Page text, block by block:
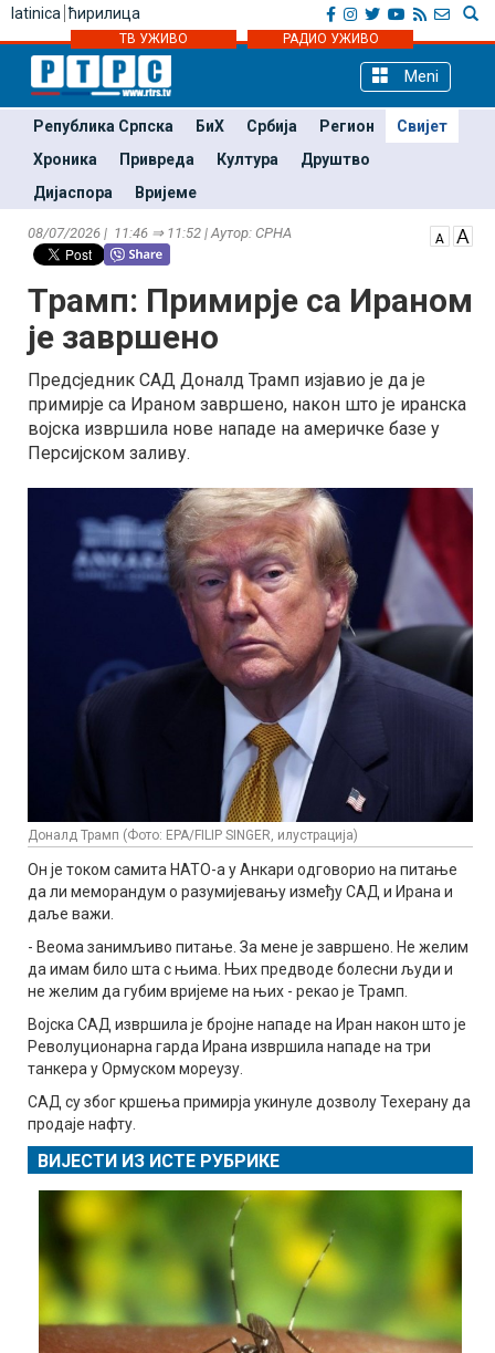
latinica ћирилица
ТВ УЖИВО РАДИО УЖИВО
Meni
Република Српска БиХ Србија Регион
Свијет
Хроника
Привреда Култура
Друштво
Дијаспора
Вријеме
08/07/2026 | 11:46 ⇒ 11:52 | Аутор: СРНА
Трамп: Примирје са Ираном
је завршено
Предсједник САД Доналд Трамп изјавио је да је
примирје са Ираном завршено, након што је иранска
војска извршила нове нападе на америчке базе у
Персијском заливу.
Доналд Трамп (Фото: EPA/FILIP SINGER, илустрација)
Он је током самита НАТО-а у Анкари одговорио на питање
да ли меморандум о разумијевању између САД и Ирана и
даље важи.
- Веома занимљиво питање. За мене је завршено. Не желим
да имам било шта с њима. Њих предводе болесни људи и
не желим да губим вријеме на њих - рекао је Трамп.
Војска САД извршила је бројне нападе на Иран након што је
Револуционарна гарда Ирана извршила нападе на три
танкера у Ормуском мореузу.
САД су због кршења примирја укинуле дозволу Техерану да
продаје нафту.
ВИЈЕСТИ ИЗ ИСТЕ РУБРИКЕ